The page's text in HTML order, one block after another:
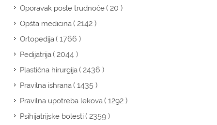
Oporavak posle trudnoće( 20 )
Opšta medicina( 2142 )
Ortopedija( 1766 )
Pedijatrija( 2044 )
Plastična hirurgija( 2436 )
Pravilna ishrana( 1435 )
Pravilna upotreba lekova( 1292 )
Psihijatrijske bolesti( 2359 )